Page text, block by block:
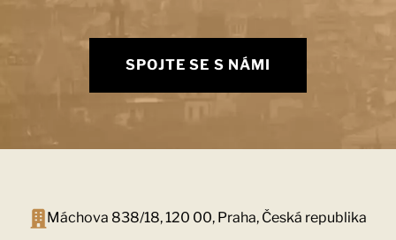
SPOJTE SE S NÁMI
Máchova 838/18, 120 00, Praha, Česká republika